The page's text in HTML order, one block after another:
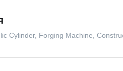
Cylinder, Forging Machine,